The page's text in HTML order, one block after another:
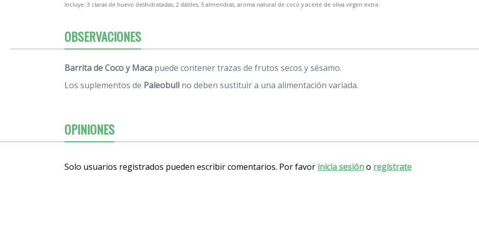
Incluye: 3 claras de huevo deshidratadas, 2 dátiles, 5 almendras, aroma natural de coco y aceite de oliva virgen extra.
OBSERVACIONES
Barrita de Coco y Maca puede contener trazas de frutos secos y sésamo.
Los suplementos de Paleobull no deben sustituir a una alimentación variada.
OPINIONES
Solo usuarios registrados pueden escribir comentarios. Por favor inicia sesióno regístrate